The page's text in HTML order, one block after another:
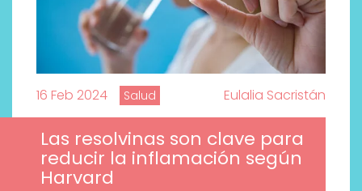
16 Feb 2024 Salud Eulalia Sacristán
Las resolvinas son clave para
reducir la inflamación según
Harvard